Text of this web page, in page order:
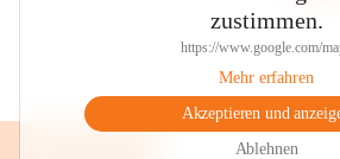
zustimmen.
https://www.google.com/
Mehr erfahren
Akzeptieren und
Ablehnen